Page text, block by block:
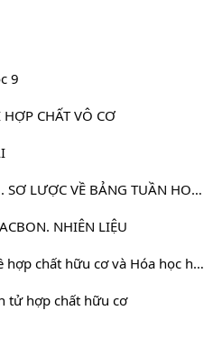
9
CHẤT VÔ CƠ
CHƯƠNG III. PHI KIM. SƠ LƯỢC VỀ BẢNG TUẦN HOÀN CÁC NGUYÊN TỐ HOÁ HỌC
NHIÊN LIỆU
Bài 34: Khái niệm về hợp chất hữu cơ và Hóa học hữu cơ
tử hợp chất hữu cơ